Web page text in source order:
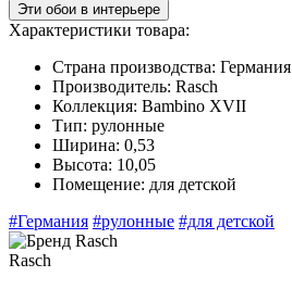
Эти обои в интерьере
Характеристики товара:
Страна производства: Германия
Производитель: Rasch
Коллекция: Bambino XVII
Тип: рулонные
Ширина: 0,53
Высота: 10,05
Помещение: для детской
#Германия #рулонные #для детской
Rasch